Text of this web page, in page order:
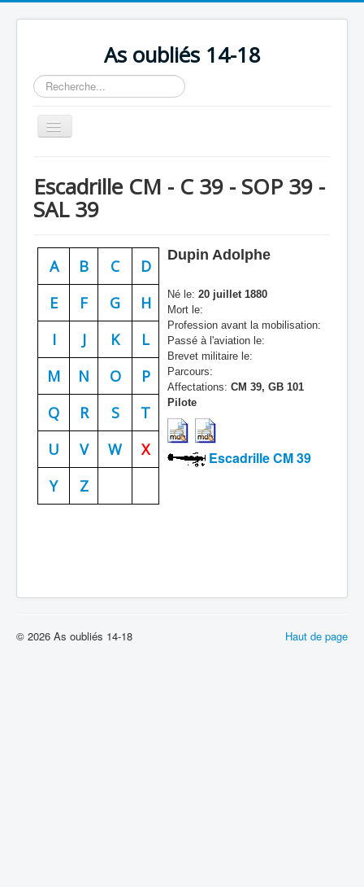
As oubliés 14-18
Rechercher
Basculer
la
Chronologie
Escadrilles
Organisation
Avions
Personnels
Formation
Doctrines
Les As
Cahiers des As
Escadrille CM - C 39 - SOP 39 -
SAL 39
A B C
D
E
F G
H
I
J K
L
M
N O
P
Q
R S
T
U
V W
X
Y
Z
Dupin Adolphe
Né le: 20 juillet 1880
Mort le:
Profession avant la mobilisation:
Passé à l'aviation le:
Brevet militaire le:
Parcours:
Affectations: CM 39, GB 101
Pilote
Escadrille CM 39
Haut de page
© 2026 As oubliés 14-18